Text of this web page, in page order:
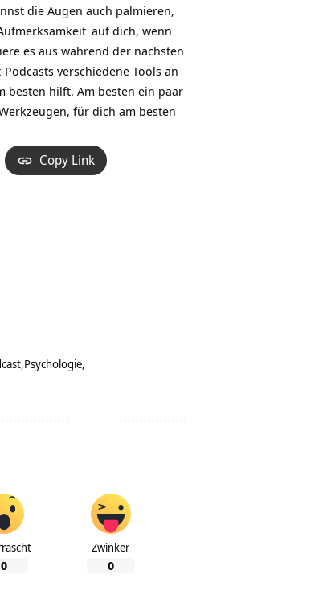
die Augen auch palmieren,
auf dich, wenn
es aus während der nächsten
Podcasts verschiedene Tools an
besten hilft. Am besten ein paar
für dich am besten
Copy Link
Psychologie
0
Zwinker
0